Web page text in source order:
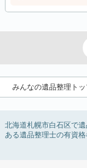
みんなの遺品整理ト
北海道札幌市白石区で
ある遺品整理士の有資
掲載されています。遺